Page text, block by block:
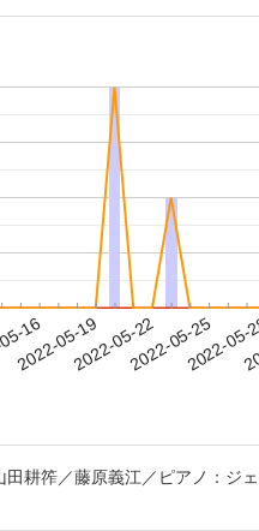
16
2022-05-192022-05-222022-05-25
2022-
耕筰／藤原義江／ピアノ：ジ